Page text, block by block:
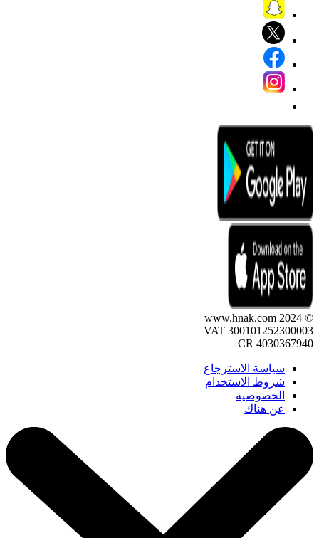
© 2024 www.hnak.com
VAT 300101252300003
CR 4030367940
سياسة الاسترجاع
شروط الاستخدام
الخصوصية
عن هناك